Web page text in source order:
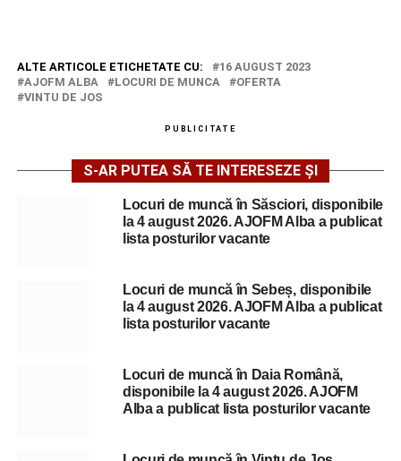
ALTE ARTICOLE ETICHETATE CU:
16 AUGUST 2023
AJOFM ALBA
LOCURI DE MUNCA
OFERTA
VINTU DE JOS
PUBLICITATE
S-AR PUTEA SĂ TE INTERESEZE ȘI
Locuri de muncă în Săsciori, disponibile
la 4 august 2026. AJOFM Alba a publicat
lista posturilor vacante
Locuri de muncă în Sebeș, disponibile
la 4 august 2026. AJOFM Alba a publicat
lista posturilor vacante
Locuri de muncă în Daia Română,
disponibile la 4 august 2026. AJOFM
Alba a publicat lista posturilor vacante